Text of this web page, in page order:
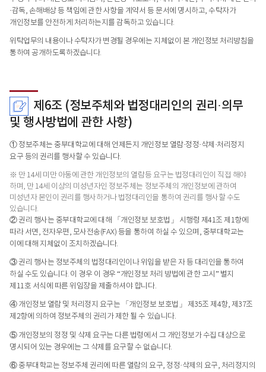
·감독, 손해배상 등 책임에 관한 사항을 계약서 등 문서에 명시하고, 수탁자가
개인정보를 안전하게 처리하는지를 감독하고 있습니다.
위탁업무의 내용이나 수탁자가 변경될 경우에는 지체없이 본 개인정보 처리방침을
통하여 공개하도록하겠습니다.
제6조 (정보주체와 법정대리인의 권리·의무
및 행사방법에 관한 사항)
① 정보주체는 중부대학교에 대해 언제든지 개인정보 열람·정정·삭제·처리정지
요구 등의 권리를 행사할 수 있습니다.
※ 만 14세 미만 아동에 관한 개인정보의 열람등 요구는 법정대리인이 직접 해야
하며, 만 14세 이상의 미성년자인 정보주체는 정보주체의 개인정보에 관하여
미성년자 본인이 권리를 행사하거나 법정대리인을 통하여 권리를 행사할 수도
있습니다.
② 권리 행사는 중부대학교에 대해 「개인정보 보호법」 시행령 제41조 제1항에
따라 서면, 전자우편, 모사전송(FAX) 등을 통하여 하실 수 있으며, 중부대학교는
이에 대해 지체없이 조치하겠습니다.
③ 권리 행사는 정보주체의 법정대리인이나 위임을 받은 자 등 대리인을 통하여
하실 수도 있습니다. 이 경우 이 경우 “개인정보 처리 방법에 관한 고시” 별지
제11호 서식에 따른 위임장을 제출하셔야 합니다.
④ 개인정보 열람 및 처리정지 요구는 「개인정보 보호법」 제35조 제4항, 제37조
제2항에 의하여 정보주체의 권리가 제한 될 수 있습니다.
⑤ 개인정보의 정정 및 삭제 요구는 다른 법령에서 그 개인정보가 수집 대상으로
명시되어 있는 경우에는 그 삭제를 요구할 수 없습니다.
⑥ 중부대학교는 정보주체 권리에 따른 열람의 요구, 정정·삭제의 요구, 처리정지의